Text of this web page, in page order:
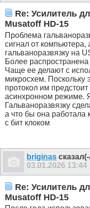
Re: Усилитель
Musatoff HD-15
Проблема
сигнал от
гальваноразвязку на
Более
Чаще ее делают с
микросхем. Поскольку
протокол им
асинхронном режиме.
Гальваноразвязку
а что бы она работала
с бит клоком
briginas
03.01.2026 13:44
Re: Усилитель
Musatoff HD-15